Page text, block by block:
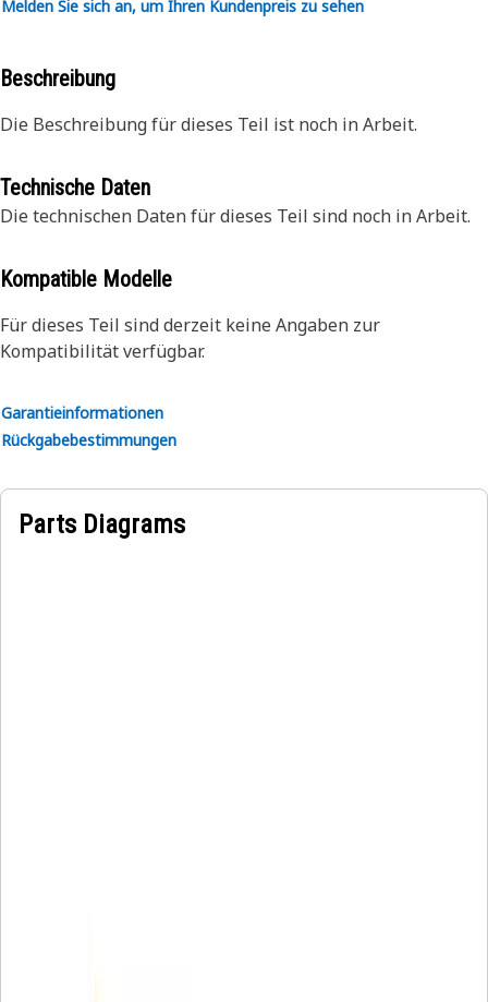
Melden Sie sich an, um Ihren Kundenpreis zu sehen
Beschreibung
Die Beschreibung für dieses Teil ist noch in Arbeit.
Technische Daten
Die technischen Daten für dieses Teil sind noch in Arbeit.
Kompatible Modelle
Für dieses Teil sind derzeit keine Angaben zur
Kompatibilität verfügbar.
Garantieinformationen
Rückgabebestimmungen
Parts Diagrams